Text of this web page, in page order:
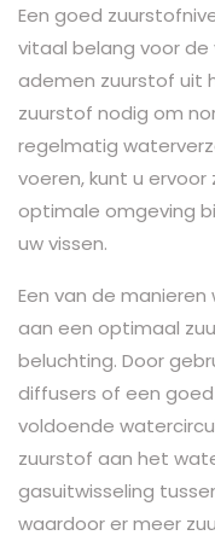
Een goed
vitaal belang voor de
ademen zuurstof uit
zuurstof nodig om
regelmatig
voeren, kunt u
optimale omgeving
uw vissen.
Een van de
aan een optimaal
beluchting. Door
diffusers of een
voldoende
zuurstof aan het
gasuitwisseling
waardoor er meer